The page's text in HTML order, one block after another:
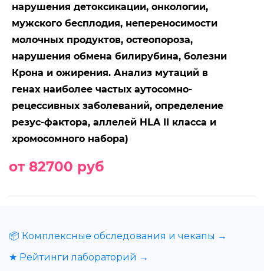
нарушения детоксикации, онкологии,
мужского бесплодия, непереносимости
молочных продуктов, остеопороза,
нарушения обмена билирубина, болезни
Крона и ожирения. Анализ мутаций в
генах наиболее частых аутосомно-
рецессивных заболеваний, определение
резус-фактора, аллелей HLA II класса и
хромосомного набора)
от 82700 руб
📦 Комплексные обследования и чекапы →
★ Рейтинги лабораторий →